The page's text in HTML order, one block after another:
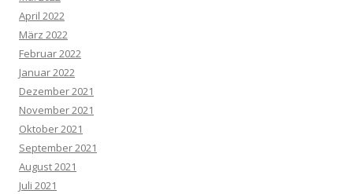
April 2022
März 2022
Februar 2022
Januar 2022
Dezember 2021
November 2021
Oktober 2021
September 2021
August 2021
Juli 2021